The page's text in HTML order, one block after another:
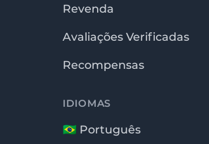
Revenda
Avaliações Verificadas
Recompensas
IDIOMAS
🇧🇷 Português